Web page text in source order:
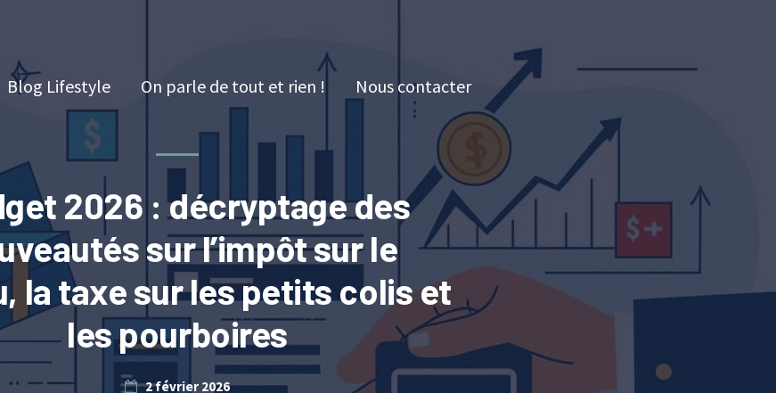
Blog Lifestyle On parle de tout et rien ! Nous contacter
2026 : décryptage des
sur l’impôt sur le
la taxe sur les petits colis et
les pourboires
2 février 2026